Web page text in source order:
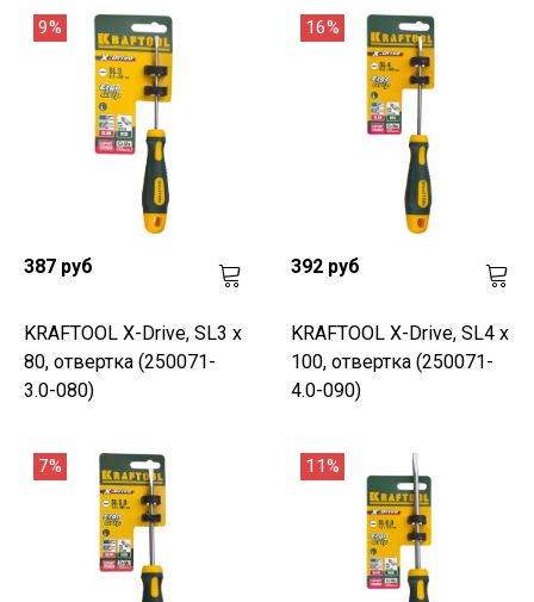
9%
387 руб
KRAFTOOL Х-Drive, SL3 x
80, отвертка (250071-
3.0-080)
16%
392 руб
KRAFTOOL Х-Drive, SL4 х
100, отвертка (250071-
4.0-090)
7% 11%